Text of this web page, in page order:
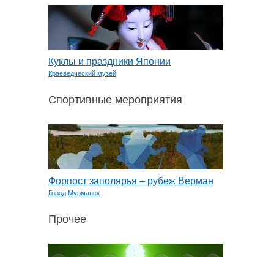
Куклы и праздники Японии
Краеведческий музей
Спортивные мероприятия
Форпост заполярья – рубеж Верман
Город Мурманск
Прочее